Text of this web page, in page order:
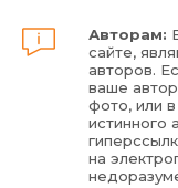
Авторам:
сайте,
авторов.
ваше
фото, или в
истинного
на